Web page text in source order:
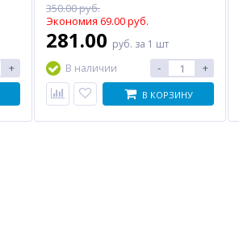
+
350.00 руб.
Экономия 69.00 руб.
281.00 руб. за 1 шт
В наличии
- +
В КОРЗИНУ